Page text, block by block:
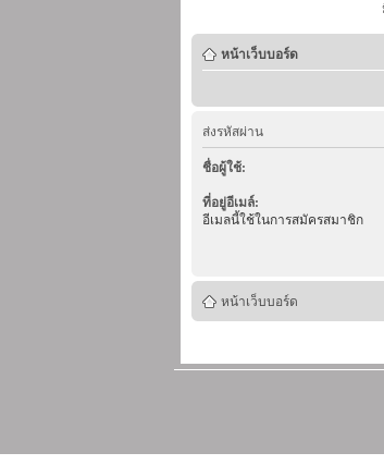
หน้าเว็บบอร์ด
ส่งรหัสผ่าน
ชื่อผู้ใช้:
ที่อยู่อีเมล์:
อีเมลนี้ใช้ในการสมัครสมาชิก
หน้าเว็บบอร์ด